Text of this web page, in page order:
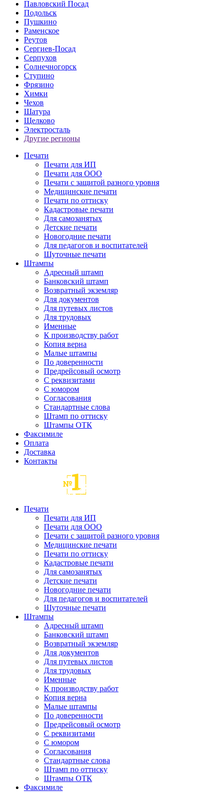
Павловский Посад
Подольск
Пушкино
Раменское
Реутов
Сергиев-Посад
Серпухов
Солнечногорск
Ступино
Фрязино
Химки
Чехов
Шатура
Щелково
Электросталь
Другие регионы
Печати
Печати для ИП
Печати для ООО
Печати с защитой разного уровня
Медицинские печати
Печати по оттиску
Кадастровые печати
Для самозанятых
Детские печати
Новогодние печати
Для педагогов и воспитателей
Шуточные печати
Штампы
Адресный штамп
Банковский штамп
Возвратный экземляр
Для документов
Для путевых листов
Для трудовых
Именные
К производству работ
Копия верна
Малые штампы
По доверенности
Предрейсовый осмотр
С реквизитами
С юмором
Согласования
Стандартные слова
Штамп по оттиску
Штампы ОТК
Факсимиле
Оплата
Доставка
Контакты
Печати
Печати для ИП
Печати для ООО
Печати с защитой разного уровня
Медицинские печати
Печати по оттиску
Кадастровые печати
Для самозанятых
Детские печати
Новогодние печати
Для педагогов и воспитателей
Шуточные печати
Штампы
Адресный штамп
Банковский штамп
Возвратный экземляр
Для документов
Для путевых листов
Для трудовых
Именные
К производству работ
Копия верна
Малые штампы
По доверенности
Предрейсовый осмотр
С реквизитами
С юмором
Согласования
Стандартные слова
Штамп по оттиску
Штампы ОТК
Факсимиле